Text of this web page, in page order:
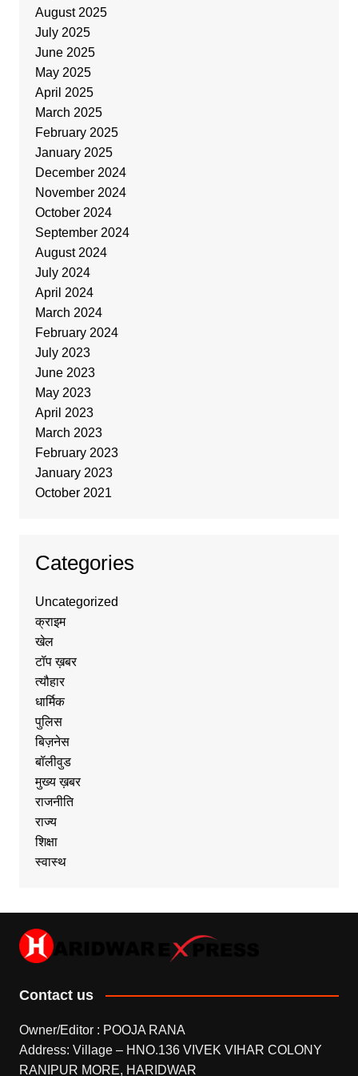
August 2025
July 2025
June 2025
May 2025
April 2025
March 2025
February 2025
January 2025
December 2024
November 2024
October 2024
September 2024
August 2024
July 2024
April 2024
March 2024
February 2024
July 2023
June 2023
May 2023
April 2023
March 2023
February 2023
January 2023
October 2021
Categories
Uncategorized
क्राइम
खेल
टॉप ख़बर
त्यौहार
धार्मिक
पुलिस
बिज़नेस
बॉलीवुड
मुख्य ख़बर
राजनीति
राज्य
शिक्षा
स्वास्थ
Contact us
Owner/Editor : POOJA RANA
Address: Village – HNO.136 VIVEK VIHAR COLONY
RANIPUR MORE, HARIDWAR